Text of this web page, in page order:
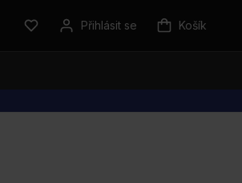
Přihlásit se Košík